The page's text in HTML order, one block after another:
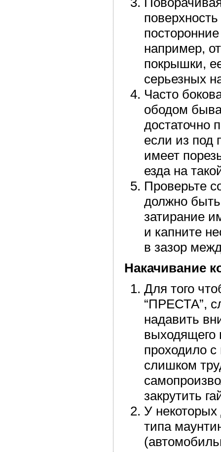
например,
покрышки,
серьезных
Часто
ободом
достаточно
если из под
имеет
езда на
Проверьте
должно
затирание
и капните
в зазор
Накачивание
Для того
“ПРЕСТА”,
надавить
выходящего
проходило
слишком
закрутить
У
типа